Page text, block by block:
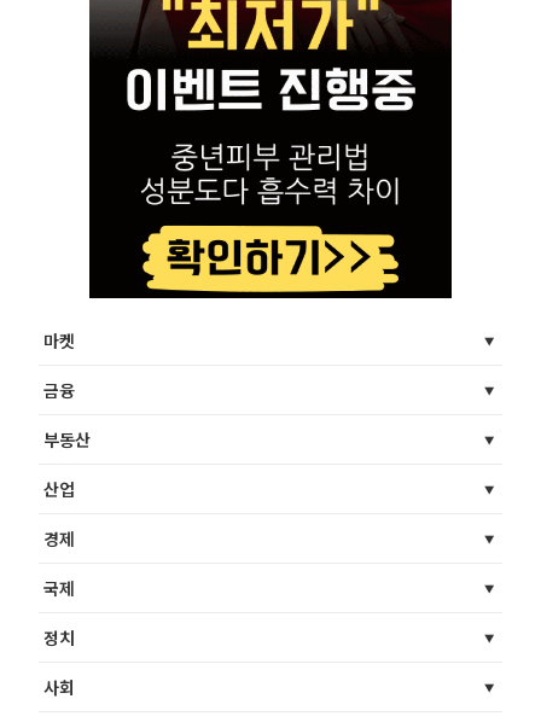
마켓
금융
부동산
산업
경제
국제
정치
사회